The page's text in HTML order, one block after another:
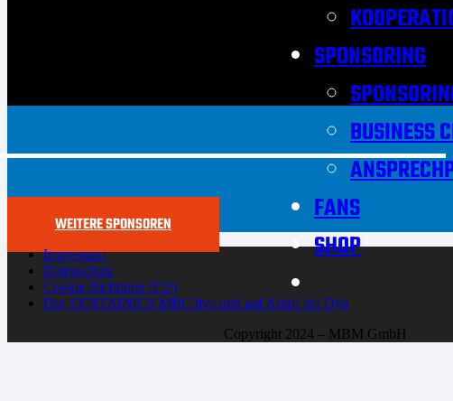
SPONSORING
BUSINESS
FANS
SHOP
WEITERE SPONSOREN
Impressum
Datenschutz
Cookie-Richtlinie (EU)
Der SYNTAINICS MBC live und auf Abruf bei Dyn
Copyright 2024 – MBM GmbH